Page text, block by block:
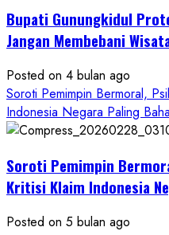
Resmi
Bupati Gunungkidul
Jangan Membebani
Posted on 4 bulan ago
Soroti Pemimpin Bermoral,
Indonesia Negara Paling
Soroti Pemimpin
Kritisi Klaim Indonesia
Posted on 5 bulan ago